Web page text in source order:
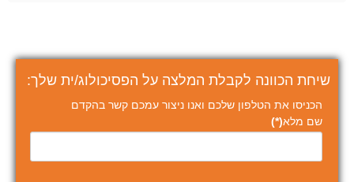
שיחת הכוונה לקבלת המלצה על הפסיכולוג/ית שלך:
הכניסו את הטלפון שלכם ואנו ניצור עמכם קשר בהקדם
שם מלא(*)